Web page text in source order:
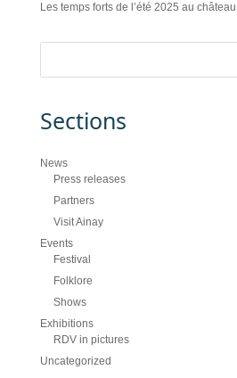
Les temps forts de l’été 2025 au
Sections
News
Press releases
Partners
Visit Ainay
Events
Festival
Folklore
Shows
Exhibitions
RDV in pictures
Uncategorized